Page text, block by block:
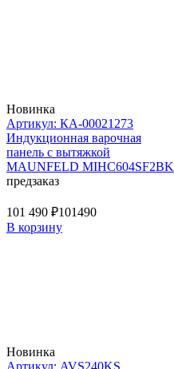
Новинка
Артикул: КА-00021273
Индукционная варочная
панель с вытяжкой
MAUNFELD MIHC604SF2BK
предзаказ
101 490 ₽101490
В корзину
Новинка